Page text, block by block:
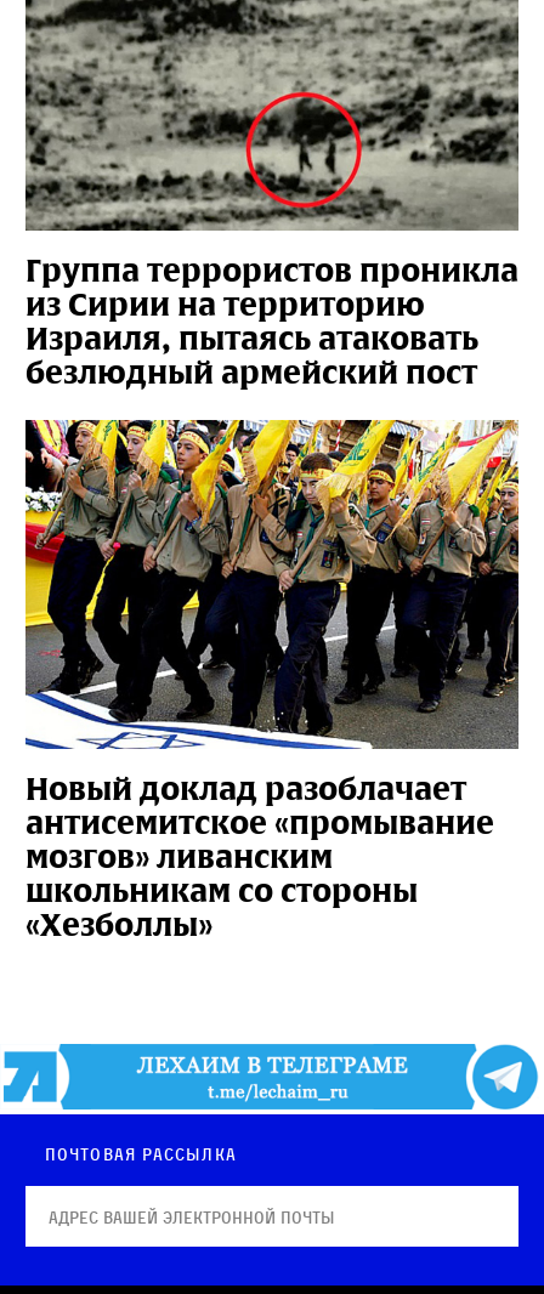
Группа террористов проникла
из Сирии на территорию
Израиля, пытаясь атаковать
безлюдный армейский пост
Новый доклад разоблачает
антисемитское «промывание
мозгов» ливанским
школьникам со стороны
«Хезболлы»
Почтовая рассылка